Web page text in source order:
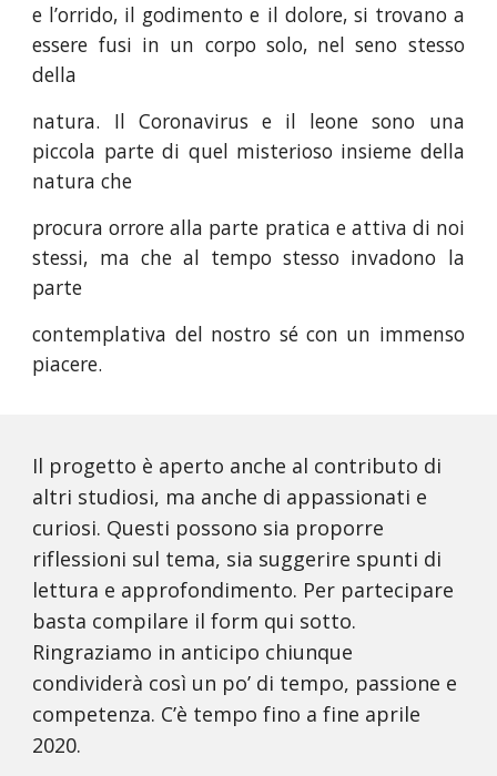
e l’orrido, il godimento e il dolore, si trovano a
essere fusi in un corpo solo, nel seno stesso
della
natura. Il Coronavirus e il leone sono una
piccola parte di quel misterioso insieme della
natura che
procura orrore alla parte pratica e attiva di noi
stessi, ma che al tempo stesso invadono la
parte
contemplativa del nostro sé con un immenso
piacere.
Il progetto è aperto anche al contributo di
altri studiosi, ma anche di appassionati e
curiosi. Questi possono sia proporre
riflessioni sul tema, sia suggerire spunti di
lettura e approfondimento. Per partecipare
basta compilare il form qui sotto.
Ringraziamo in anticipo chiunque
condividerà così un po’ di tempo, passione e
competenza. C’è tempo fino a fine aprile
2020.